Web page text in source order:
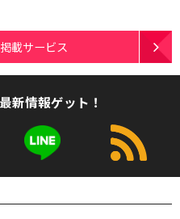
載サービス
新情報ゲット！